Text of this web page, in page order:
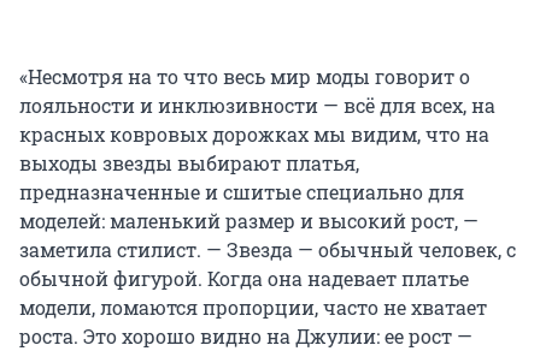
«Несмотря на то что весь мир моды говорит о
лояльности и инклюзивности — всё для всех, на
красных ковровых дорожках мы видим, что на
выходы звезды выбирают платья,
предназначенные и сшитые специально для
моделей: маленький размер и высокий рост, —
заметила стилист. — Звезда — обычный человек, с
обычной фигурой. Когда она надевает платье
модели, ломаются пропорции, часто не хватает
роста. Это хорошо видно на Джулии: ее рост —